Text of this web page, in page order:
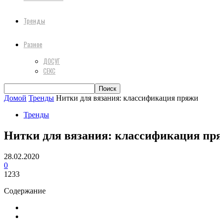
Тренды
Разное
ДОСУГ
СЕКС
Домой Тренды Нитки для вязания: классификация пряжи
Тренды
Нитки для вязания: классификация
28.02.2020
0
1233
Содержание